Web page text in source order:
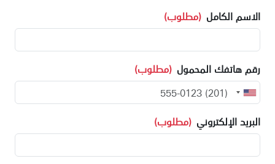
الاسم الكامل (مطلوب)
رقم هاتفك المحمول (مطلوب)
البريد الإلكتروني (مطلوب)